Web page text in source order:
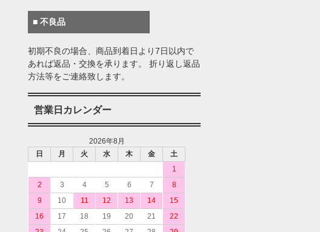
■ 不良品
初期不良の場合、商品到着日より7日以内で
あれば返品・交換を承ります。 折り返し返品
方法等をご連絡致します。
営業日カレンダー
2026年8月
日
月 火 水 木 金
土
1
2
3 4 5 6 7
8
9
10 11 12 13 14
15
16
17 18 19 20 21
22